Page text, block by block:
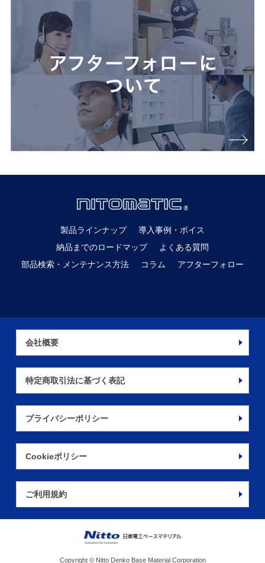
製品ラインナップ
導入事例・ボイス
納品までのロードマップ
よくある質問
部品検索・メンテナンス方法
コラム アフターフォロー
会社概要
特定商取引法に基づく表記
プライバシーポリシー
Cookieポリシー
ご利用規約
Copyright © Nitto Denko Base Material Corporation